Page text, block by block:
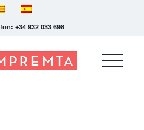
+34 932 033 698